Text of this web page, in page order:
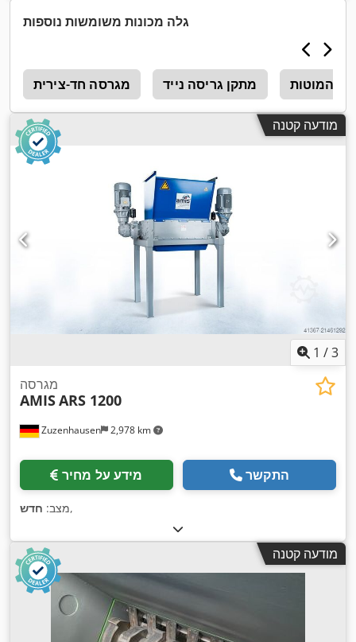
גלה מכונות משומשות נוספות
מגרסה חד-צירית מתקן גריסה נייד המוטות
מודעה קטנה
1 /3
Zuzenhausen 2,978 km
מגרסה
AMISARS 1200
מידע על מחיר התקשר
מצב: חדש ,
מודעה קטנה